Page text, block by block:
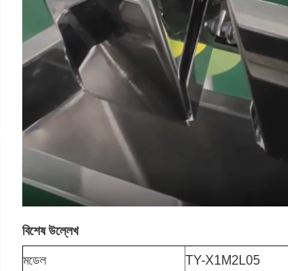
বিশেষ উল্লেখ
মডেল TY-X1M2L05